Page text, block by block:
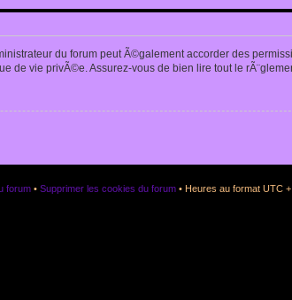
du forum peut Ã©galement accorder des
vie privÃ©e. Assurez-vous de bien lire tout le
forum • Supprimer les cookies du forum • Heures au format UTC